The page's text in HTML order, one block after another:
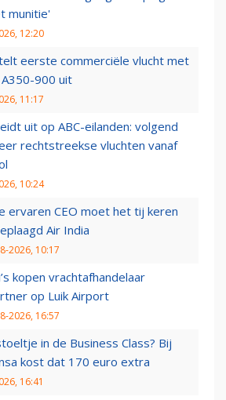
munitie'
12:20
eerste commerciële vlucht met
900 uit
11:17
uit op ABC-eilanden: volgend
rechtstreekse vluchten vanaf
10:24
ervaren CEO moet het tij keren
Air India
2026, 10:17
kopen vrachtafhandelaar
op Luik Airport
2026, 16:57
in de Business Class? Bij
kost dat 170 euro extra
16:41